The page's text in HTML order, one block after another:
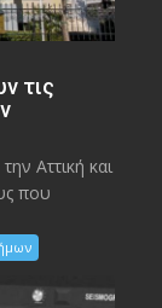
τις
Αττική και
που